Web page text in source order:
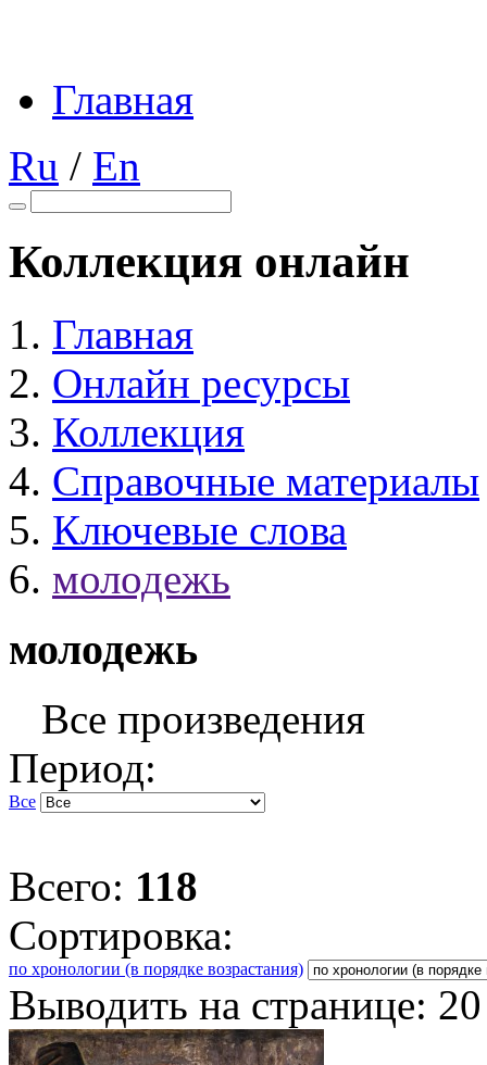
Главная
Ru / En
Коллекция онлайн
Главная
Онлайн ресурсы
Коллекция
Справочные материалы
Ключевые слова
молодежь
молодежь
Все произведения
Период:
Все
Всего: 118
Сортировка:
по хронологии (в порядке возрастания)
Выводить на странице: 20